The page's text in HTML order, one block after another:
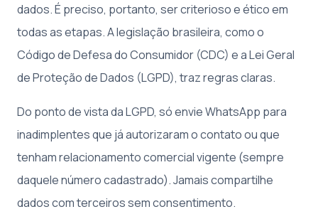
dados. É preciso, portanto, ser criterioso e ético em
todas as etapas. A legislação brasileira, como o
Código de Defesa do Consumidor (CDC) e a Lei Geral
de Proteção de Dados (LGPD), traz regras claras.
Do ponto de vista da LGPD, só envie WhatsApp para
inadimplentes que já autorizaram o contato ou que
tenham relacionamento comercial vigente (sempre
daquele número cadastrado). Jamais compartilhe
dados com terceiros sem consentimento.